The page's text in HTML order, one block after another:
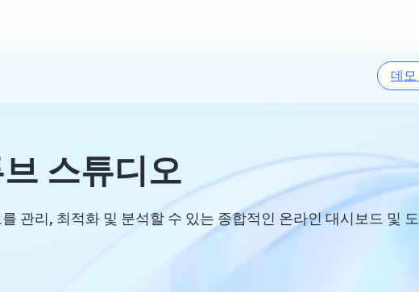
데모
스튜디오
관리, 최적화 및 분석할 수 있는 종합적인 온라인 대시보드 및